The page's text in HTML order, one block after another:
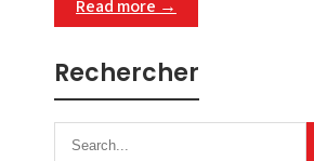
Read more →
Rechercher